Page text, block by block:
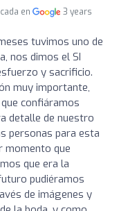
en
3 years
tuvimos uno de
nos dimos el SI
y sacrificio.
muy importante,
confiáramos
detalle de nuestro
personas para esta
momento que
que era la
pudiéramos
de imágenes y